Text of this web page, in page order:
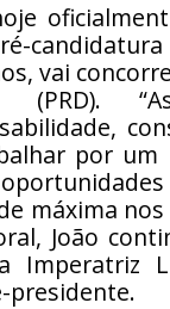
vai
(PRD).
por um
máxima
João
presidente.